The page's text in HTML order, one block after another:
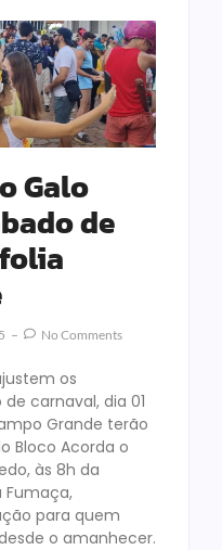
Galo
de
No Comments
os
carnaval, dia 01
Grande terão
Bloco Acorda o
às 8h da
Fumaça,
para quem
o amanhecer.